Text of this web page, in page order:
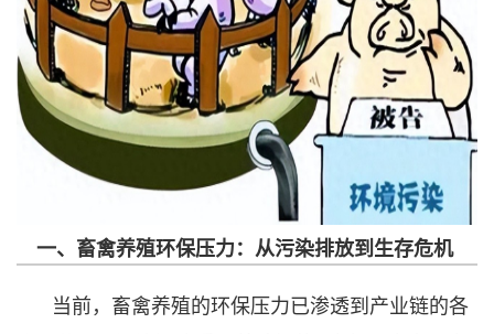
一、畜禽养殖环保压力：从污染排放到生存危机
当前，畜禽养殖的环保压力已渗透到产业链的各